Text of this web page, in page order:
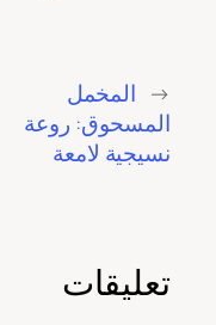
المخمل
المسحوق: روعة
نسيجية لامعة
تعليقات